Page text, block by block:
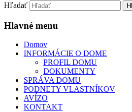
Hľadať
Hlavné menu
Domov
INFORMÁCIE O DOME
PROFIL DOMU
DOKUMENTY
SPRÁVA DOMU
PODNETY VLASTNÍKOV
AVÍZO
KONTAKT